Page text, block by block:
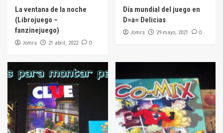
La ventana de la noche
(Librojuego –
fanzinejuego)
Jomra 21 abril, 2022 0
Día mundial del juego en
D=a= Delicias
Jomra 29 mayo, 2021 0